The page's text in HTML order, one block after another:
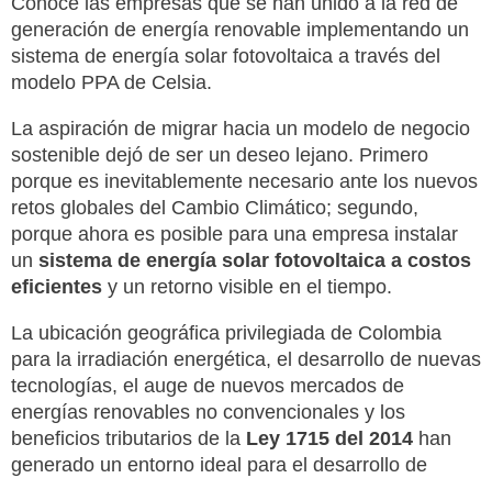
generación de energía renovable implementando un
sistema de energía solar fotovoltaica a través del
modelo PPA de Celsia.
La aspiración de migrar hacia un modelo de negocio
sostenible dejó de ser un deseo lejano. Primero
porque es inevitablemente necesario ante los nuevos
retos globales del Cambio Climático; segundo,
porque ahora es posible para una empresa instalar
un sistema de energía solar fotovoltaica a costos
eficientes y un retorno visible en el tiempo.
La ubicación geográfica privilegiada de Colombia
para la irradiación energética, el desarrollo de nuevas
tecnologías, el auge de nuevos mercados de
energías renovables no convencionales y los
beneficios tributarios de la Ley 1715 del 2014 han
generado un entorno ideal para el desarrollo de